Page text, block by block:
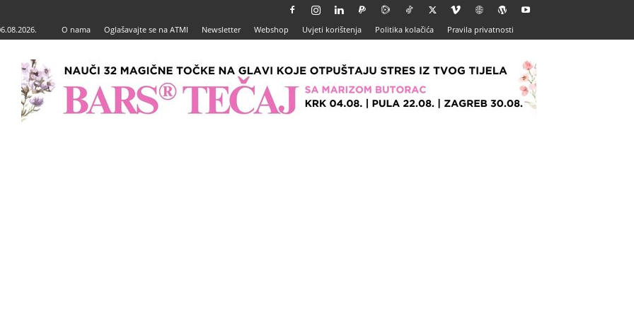
O nama Oglašavajte se na ATMI Newsletter Webshop Uvjeti korištenja Politika kolačića Pravila privatnosti